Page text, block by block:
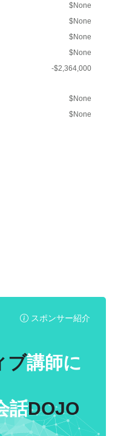
$None
$None
$None
$None
-$2,364,000
$None
$None
スポンサー紹介
ブ講師に
話DOJO